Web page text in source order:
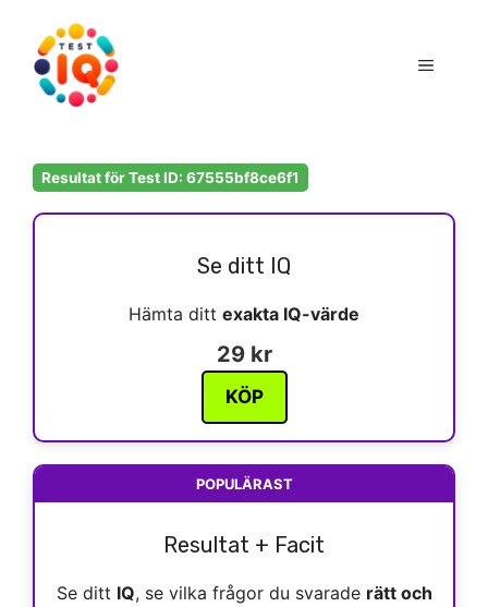
innehåll
Meny
Resultat för Test ID: 67555bf8ce6f1
Se ditt IQ
Hämta ditt exakta IQ-värde
29 kr
KÖP
POPULÄRAST
Resultat + Facit
Se ditt IQ, se vilka frågor du svarade rätt och